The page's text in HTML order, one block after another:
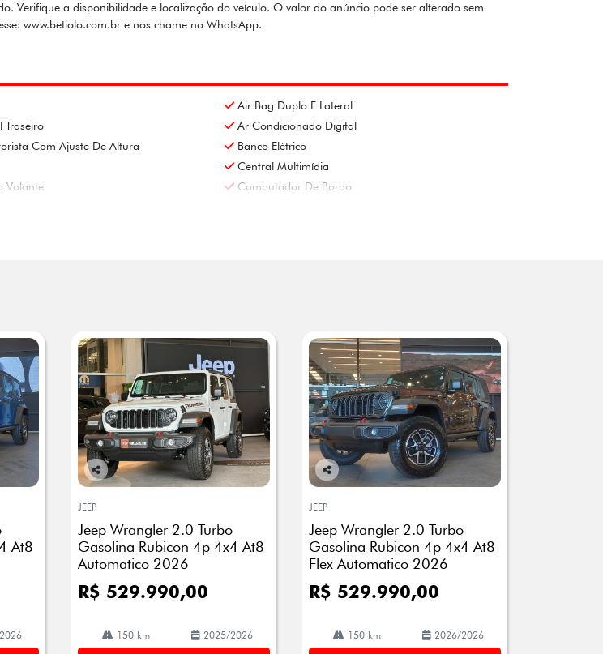
Verifique a disponibilidade e localização do veículo. O valor do anúncio pode ser alterado sem
www.betiolo.com.br e nos chame no WhatsApp.
Air Bag Duplo E Lateral
Traseiro
Ar Condicionado Digital
Com Ajuste De Altura
Banco Elétrico
Central Multimídia
Volante
Computador De Bordo
At8
Co
arti
lhe
JEEP
Jeep Wrangler 2.0 Turbo
Gasolina Rubicon 4p 4x4 At8
Automatico 2026
R$ 529.990,00
150 km 2025/2026
Co
arti
lhe
JEEP
Jeep Wrangler 2.0 Turbo
Gasolina Rubicon 4p 4x4 At8
Flex Automatico 2026
R$ 529.990,00
150 km 2026/2026